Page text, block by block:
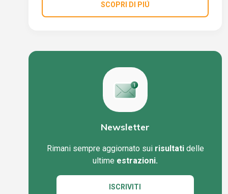
SCOPRI DI PIÚ
Newsletter
Rimani sempre aggiornato sui risultatidelle
ultime estrazioni.
ISCRIVITI